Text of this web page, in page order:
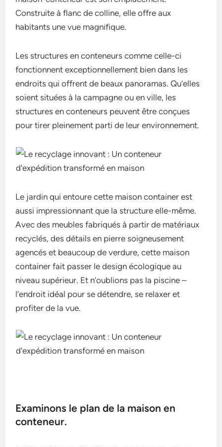
Construite à flanc de colline, elle offre aux
habitants une vue magnifique.
Les structures en conteneurs comme celle-ci
fonctionnent exceptionnellement bien dans les
endroits qui offrent de beaux panoramas. Qu’elles
soient situées à la campagne ou en ville, les
structures en conteneurs peuvent être conçues
pour tirer pleinement parti de leur environnement.
Le jardin qui entoure cette maison container est
aussi impressionnant que la structure elle-même.
Avec des meubles fabriqués à partir de matériaux
recyclés, des détails en pierre soigneusement
agencés et beaucoup de verdure, cette maison
container fait passer le design écologique au
niveau supérieur. Et n’oublions pas la piscine –
l’endroit idéal pour se détendre, se relaxer et
profiter de la vue.
Examinons le plan de la maison en
conteneur.